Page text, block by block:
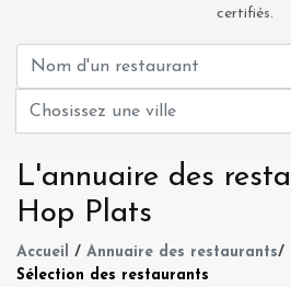
certifiés.
L'annuaire des
Hop Plats
Accueil / Annuaire des restaurants/
Sélection des restaurants